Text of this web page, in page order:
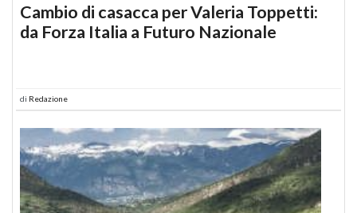
Cambio di casacca per Valeria Toppetti:
da Forza Italia a Futuro Nazionale
di Redazione